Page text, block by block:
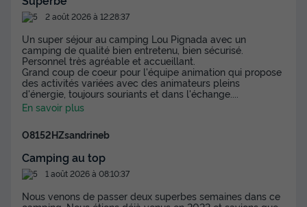
MOBILHOME 2 personnes - Mobil-home |
Comfort | 1 Ch. | 2 Pers. | Terrasse simple |
1 SDB | Clim. | TV
Annulation gratuite
Adultes
2
Salle de bain
Animaux autorisés *
MOBILHOME 2 personnes - Mobil-home | Comfort | 1 Ch. |
2 août 2026 à 12:28:37
Un super séjour au camping Lou Pignada avec un
camping de qualité bien entretenu, bien sécurisé.
Personnel très agréable et accueillant.
Grand coup de coeur pour l'équipe animation qui propose
des activités variées avec des animateurs pleins
d'énergie, toujours souriants et dans l'échange.
En savoir plus
O8152HZsandrineb
Camping au top
1 août 2026 à 08:10:37
Nous venons de passer deux superbes semaines dans ce